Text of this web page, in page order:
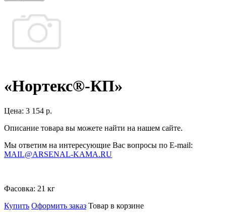
«Нортекс®-КП»
Цена: 3 154 р.
Описание товара вы можете найти на нашем сайте.
Мы ответим на интересующие Вас вопросы по E-mail:
MAIL@ARSENAL-KAMA.RU
Фасовка: 21 кг
Купить Оформить заказ Товар в корзине